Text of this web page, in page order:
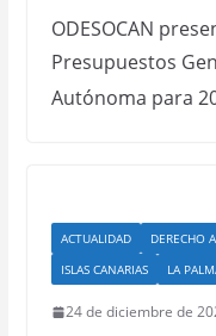
ODESOCAN
Presupuestos
Autónoma para
ACTUALIDAD DERECHO
ISLAS CANARIAS
LA
24 de diciembre de